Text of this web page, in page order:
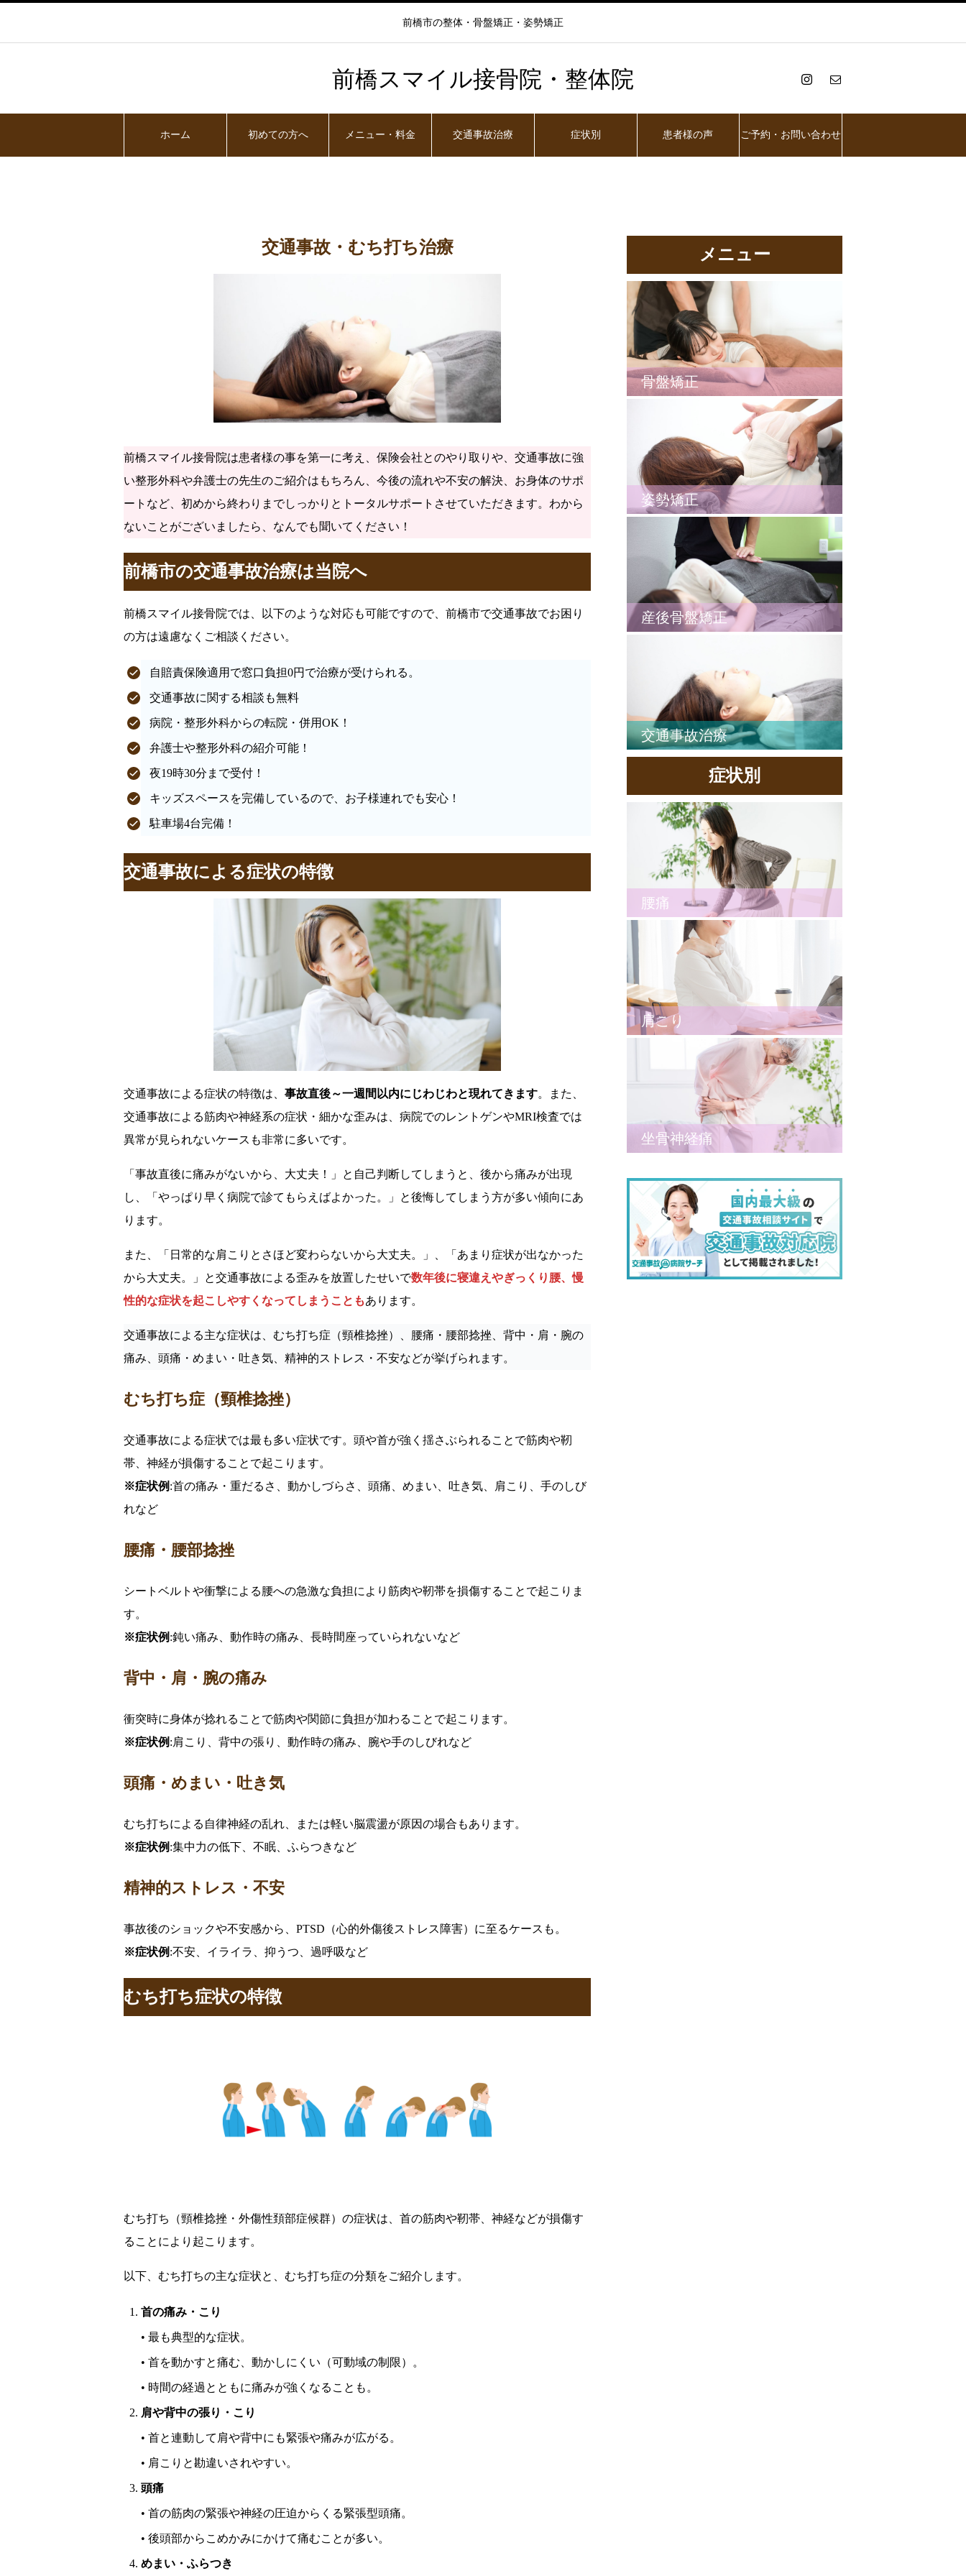
前橋市の整体・骨盤矯正・姿勢矯正
前橋スマイル接骨院・整体院
ホーム 初めての方へ メニュー・料金 交通事故治療 症状別 患者様の声 ご予約・お問い合わせ
交通事故治療
交通事故・むち打ち治療
前橋スマイル接骨院は患者様の事を第一に考え、保険会社とのやり取りや、交通事故に強
い整形外科や弁護士の先生のご紹介はもちろん、今後の流れや不安の解決、お身体のサポ
ートなど、初めから終わりまでしっかりとトータルサポートさせていただきます。わから
ないことがございましたら、なんでも聞いてください！
前橋市の交通事故治療は当院へ
前橋スマイル接骨院では、以下のような対応も可能ですので、前橋市で交通事故でお困り
の方は遠慮なくご相談ください。
自賠責保険適用で窓口負担0円で治療が受けられる。
交通事故に関する相談も無料
病院・整形外科からの転院・併用OK！
弁護士や整形外科の紹介可能！
夜19時30分まで受付！
キッズスペースを完備しているので、お子様連れでも安心！
駐車場4台完備！
交通事故による症状の特徴
交通事故による症状の特徴は、 事故直後～一週間以内にじわじわと現れてきます。また、
交通事故による筋肉や神経系の症状・細かな歪みは、病院でのレントゲンやMRI検査では
異常が見られないケースも非常に多いです。
「事故直後に痛みがないから、大丈夫！」と自己判断してしまうと、後から痛みが出現
し、「やっぱり早く病院で診てもらえばよかった。」と後悔してしまう方が多い傾向にあ
ります。
また、「日常的な肩こりとさほど変わらないから大丈夫。」、「あまり症状が出なかった
から大丈夫。」と交通事故による歪みを放置したせいで数年後に寝違えやぎっくり腰、慢
性的な症状を起こしやすくなってしまうこともあります。
交通事故による主な症状は、むち打ち症（頸椎捻挫）、腰痛・腰部捻挫、背中・肩・腕の
痛み、頭痛・めまい・吐き気、精神的ストレス・不安などが挙げられます。
むち打ち症（頸椎捻挫）
交通事故による症状では最も多い症状です。頭や首が強く揺さぶられることで筋肉や靭
帯、神経が損傷することで起こります。
※症状例 :首の痛み・重だるさ、動かしづらさ、頭痛、めまい、吐き気、肩こり、手のしび
れなど
腰痛・腰部捻挫
シートベルトや衝撃による腰への急激な負担により筋肉や靭帯を損傷することで起こりま
す。
※症状例 :鈍い痛み、動作時の痛み、長時間座っていられないなど
背中・肩・腕の痛み
衝突時に身体が捻れることで筋肉や関節に負担が加わることで起こります。
※症状例 :肩こり、背中の張り、動作時の痛み、腕や手のしびれなど
頭痛・めまい・吐き気
むち打ちによる自律神経の乱れ、または軽い脳震盪が原因の場合もあります。
※症状例 :集中力の低下、不眠、ふらつきなど
精神的ストレス・不安
事故後のショックや不安感から、PTSD（心的外傷後ストレス障害）に至るケースも。
※症状例 :不安、イライラ、抑うつ、過呼吸など
むち打ち症状の特徴
むち打ち（頸椎捻挫・外傷性頚部症候群）の症状は、首の筋肉や靭帯、神経などが損傷す
ることにより起こります。
以下、むち打ちの主な症状と、むち打ち症の分類をご紹介します。
首の痛み・こり
• 最も典型的な症状。
• 首を動かすと痛む、動かしにくい（可動域の制限）。
• 時間の経過とともに痛みが強くなることも。
肩や背中の張り・こり
• 首と連動して肩や背中にも緊張や痛みが広がる。
• 肩こりと勘違いされやすい。
頭痛
• 首の筋肉の緊張や神経の圧迫からくる緊張型頭痛。
• 後頭部からこめかみにかけて痛むことが多い。
めまい・ふらつき
メニュー
骨盤矯正
姿勢矯正
産後骨盤矯正
交通事故治療
症状別
腰痛
肩こり
坐骨神経痛